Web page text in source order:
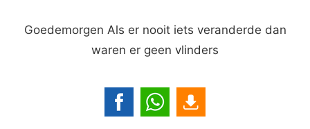
Goedemorgen Als er nooit iets veranderde dan
waren er geen vlinders